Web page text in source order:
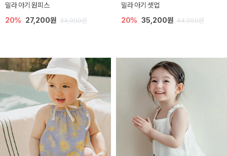
밀라 아기 원피스
20% 27,200원 34,000원
밀라 아기 셋업
20% 35,200원 44,000원